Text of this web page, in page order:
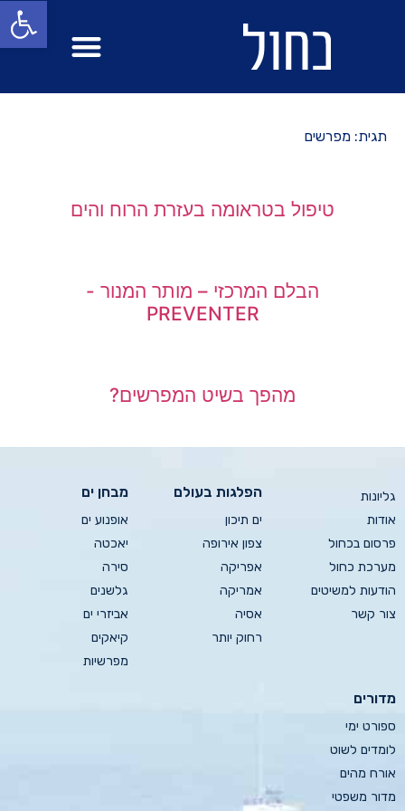
תגית: מפרשים
טיפול בטראומה בעזרת הרוח והים
הבלם המרכזי – מותר המנור -
PREVENTER
מהפך בשיט המפרשים?
גליונות
אודות
פרסום בכחול
מערכת כחול
הודעות למשיטים
צור קשר
הפלגות בעולם
ים תיכון
צפון אירופה
אפריקה
אמריקה
אסיה
רחוק יותר
מבחן ים
אופנוע ים
יאכטה
סירה
גלשנים
אביזרי ים
קיאקים
מפרשיות
מדורים
ספורט ימי
לומדים לשוט
אורח מהים
מדור משפטי
פתח